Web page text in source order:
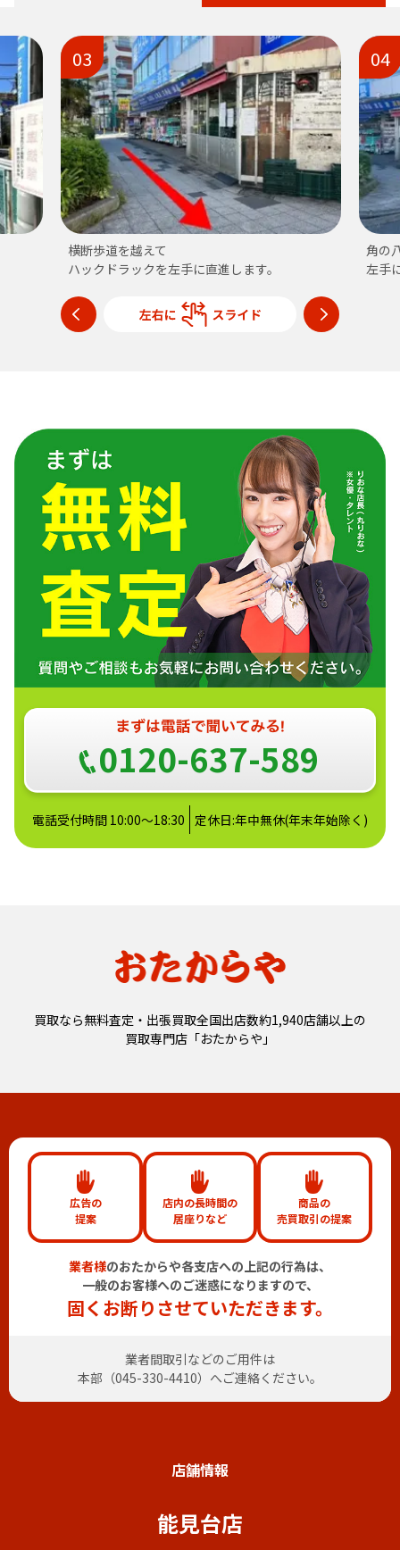
03
横断歩道を越えて
ハックドラックを左手に直進します。
04
角の
左手
0120-637-589
電話受付時間 10:00～18:30 定休日:年中無休(年末年始除く)
買取なら無料査定・出張買取全国出店数約1,940店舗以上の
買取専門店「おたからや」
広告の
提案
店内の長時間の
居座りなど
商品の
売買取引の提案
業者様のおたからや各支店への上記の行為は、
一般のお客様へのご迷惑になりますので、
固くお断りさせていただきます。
業者間取引などのご用件は
本部（045-330-4410）へご連絡ください。
店舗情報
能見台店